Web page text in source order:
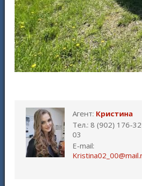
Агент: Кристина
Тел.: 8 (902) 176-
03
E-mail: